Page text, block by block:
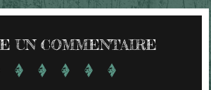
UN COMMENTAIRE